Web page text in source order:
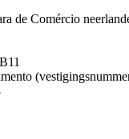
de Comércio